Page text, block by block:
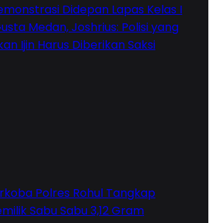
Didepan Lapas Kelas I
Medan, Joshrius: Polisi yang
Ijin Harus Diberikan Saksi
Polres Rohul Tangkap
Sabu Sabu 3,12 Gram